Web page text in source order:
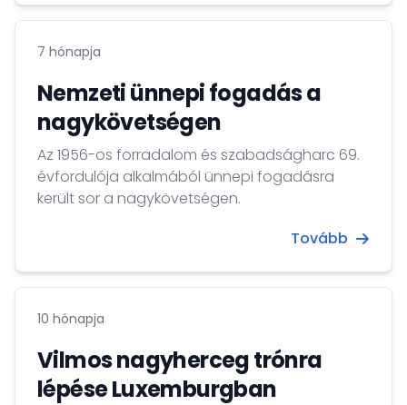
7 hónapja
Nemzeti ünnepi fogadás a
nagykövetségen
Az 1956-os forradalom és szabadságharc 69.
évfordulója alkalmából ünnepi fogadásra
került sor a nagykövetségen.
Tovább
10 hónapja
Vilmos nagyherceg trónra
lépése Luxemburgban